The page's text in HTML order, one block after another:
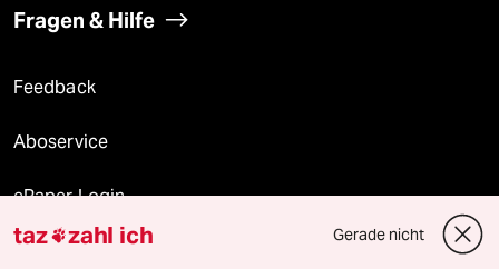
Fragen & Hilfe
Feedback
Aboservice
ePaper Login
Downloads für Abonnierende
taz zahl ich Gerade nicht